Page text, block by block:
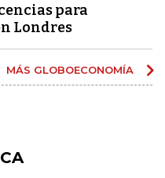
para
Londres
MÁS GLOBOECONOMÍA